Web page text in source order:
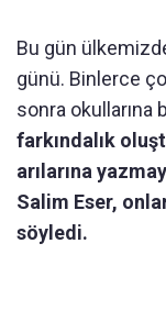
Bu gün
günü. Binlerce
sonra okullarına
farkındalık
arılarına
Salim Eser,
söyledi.